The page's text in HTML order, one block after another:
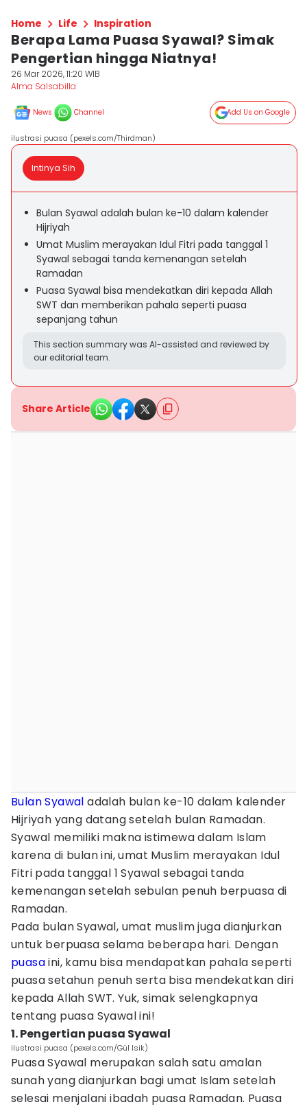
Home Life Inspiration
Berapa Lama Puasa Syawal? Simak
Pengertian hingga Niatnya!
26 Mar 2026, 11:20 WIB
Alma Salsabilla
News Channel Add Us on Google
ilustrasi puasa (pexels.com/Thirdman)
Intinya Sih
Bulan Syawal adalah bulan ke-10 dalam kalender
Hijriyah
Umat Muslim merayakan Idul Fitri pada tanggal 1
Syawal sebagai tanda kemenangan setelah
Ramadan
Puasa Syawal bisa mendekatkan diri kepada Allah
SWT dan memberikan pahala seperti puasa
sepanjang tahun
This section summary was AI-assisted and reviewed by
our editorial team.
Share Article
Bulan Syawal adalah bulan ke-10 dalam kalender
Hijriyah yang datang setelah bulan Ramadan.
Syawal memiliki makna istimewa dalam Islam
karena di bulan ini, umat Muslim merayakan Idul
Fitri pada tanggal 1 Syawal sebagai tanda
kemenangan setelah sebulan penuh berpuasa di
Ramadan.
Pada bulan Syawal, umat muslim juga dianjurkan
untuk berpuasa selama beberapa hari. Dengan
puasaini, kamu bisa mendapatkan pahala seperti
puasa setahun penuh serta bisa mendekatkan diri
kepada Allah SWT. Yuk, simak selengkapnya
tentang puasa Syawal ini!
1. Pengertian puasa Syawal
ilustrasi puasa (pexels.com/Gül Isik)
Puasa Syawal merupakan salah satu amalan
sunah yang dianjurkan bagi umat Islam setelah
selesai menjalani ibadah puasa Ramadan. Puasa